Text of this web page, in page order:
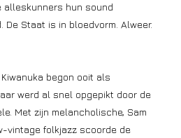
alleskunners hun sound
Staat is in bloedvorm. Alweer.
begon ooit als
werd al snel opgepikt door de
Met zijn melancholische, Sam
vintage folkjazz scoorde de